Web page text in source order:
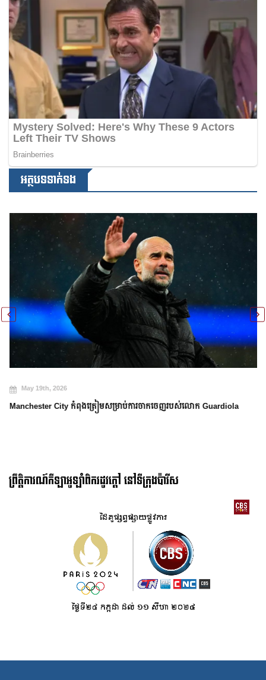
អត្ថបទទាក់ទង
May 19th, 2026
Manchester City កំពុងត្រៀមសម្រាប់ការចាកចេញរបស់លោក Guardiola
ព្រឹត្តិការណ៍កីឡាអូឡាំពិករដូវក្ដៅ នៅទីក្រុងប៉ារីស